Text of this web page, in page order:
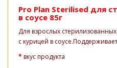
Pro Plan Sterilised для
в соусе 85г
Для взрослых
с курицей в
вкус продукта